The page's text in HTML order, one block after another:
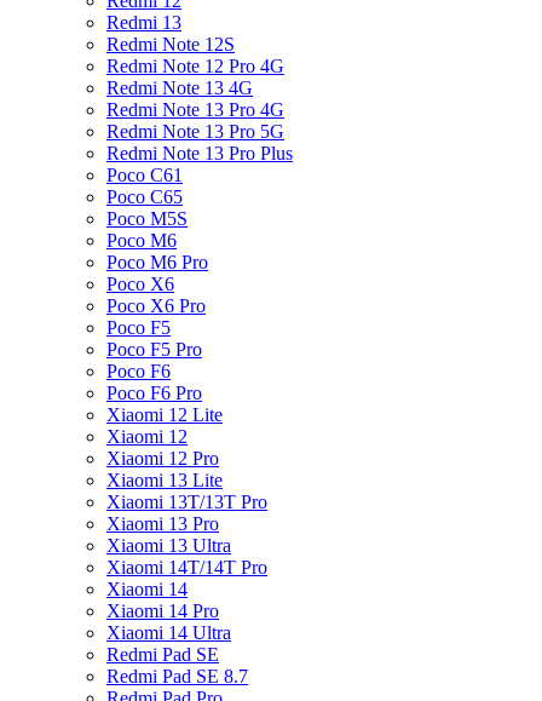
Redmi 13
Redmi Note 12S
Redmi Note 12 Pro 4G
Redmi Note 13 4G
Redmi Note 13 Pro 4G
Redmi Note 13 Pro 5G
Redmi Note 13 Pro Plus
Poco C61
Poco C65
Poco M5S
Poco M6
Poco M6 Pro
Poco X6
Poco X6 Pro
Poco F5
Poco F5 Pro
Poco F6
Poco F6 Pro
Xiaomi 12 Lite
Xiaomi 12
Xiaomi 12 Pro
Xiaomi 13 Lite
Xiaomi 13T/13T Pro
Xiaomi 13 Pro
Xiaomi 13 Ultra
Xiaomi 14T/14T Pro
Xiaomi 14
Xiaomi 14 Pro
Xiaomi 14 Ultra
Redmi Pad SE
Redmi Pad SE 8.7